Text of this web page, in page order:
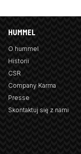
HUMMEL
O hummel
Historii
CSR
Company Karma
Presse
Skontaktuj się z nami